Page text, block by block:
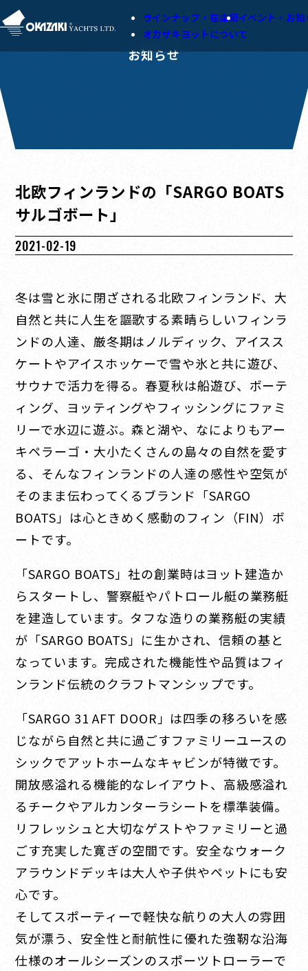
ラインナップ・在庫艇イベント・お知
オカザキヨットについて
お知らせ
北欧フィンランドの「SARGO BOATS
サルゴボート」
2021-02-19
冬は雪と氷に閉ざされる北欧フィンランド、大
自然と共に人生を謳歌する素晴らしいフィンラ
ンドの人達、厳冬期はノルディック、アイスス
ケートやアイスホッケーで雪や氷と共に遊び、
サウナで活力を得る。春夏秋は船遊び、ボーテ
ィング、ヨッティングやフィッシングにファミ
リーで水辺に遊ぶ。森と湖や、なによりもアー
キペラーゴ・大小たくさんの島々の自然を愛す
る、そんなフィンランドの人達の感性や空気が
そのまま伝わってくるブランド「SARGO
BOATS」は心ときめく感動のフィン（FIN）ボ
ートです。
「SARGO BOATS」社の創業時はヨット建造か
らスタートし、警察艇やパトロール艇の業務艇
を建造しています。タフな造りの業務艇の実績
が「SARGO BOATS」に生かされ、信頼の基と
なっています。完成された機能性や品質はフィ
ンランド伝統のクラフトマンシップです。
「SARGO 31 AFT DOOR」は四季の移ろいを感
じながら自然と共に過ごすファミリーユースの
シックでアットホームなキャビンが特徴です。
開放感溢れる機能的なレイアウト、高級感溢れ
るチークやアルカンターラシートを標準装備。
リフレッシュと大切なゲストやファミリーと過
ごす充実した寛ぎの空間です。安全なウォーク
アラウンドデッキは大人や子供やペットにも安
心です。
そしてスポーティーで軽快な航りの大人の雰囲
気が漂う、安全性と耐航性に優れた強靭な沿海
仕様のオールシーズンのスポーツトローラーで